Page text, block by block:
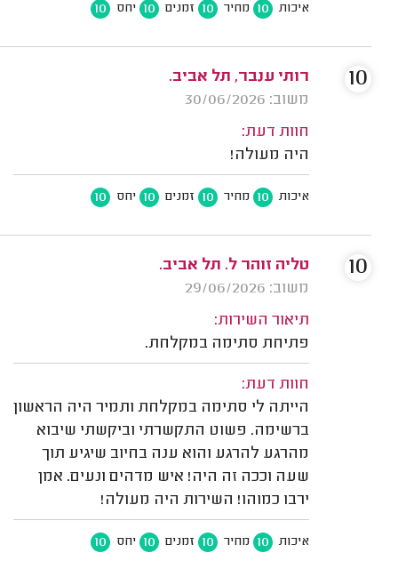
איכות 10 מחיר 10 זמנים 10 יחס 10
רותי ענבר, תל אביב.
משוב: 30/06/2026
חוות דעת:
היה מעולה!
איכות 10 מחיר 10 זמנים 10 יחס 10
10
טליה זוהר ל. תל אביב.
משוב: 29/06/2026
תיאור השירות:
פתיחת סתימה במקלחת.
חוות דעת:
הייתה לי סתימה במקלחת ותמיר היה הראשון
ברשימה. פשוט התקשרתי וביקשתי שיבוא
מהרגע להרגע והוא ענה בחיוב שיגיע תוך
שעה וככה זה היה! איש מדהים ונעים. אמן
ירבו כמוהו! השירות היה מעולה!
איכות 10 מחיר 10 זמנים 10 יחס 10
10